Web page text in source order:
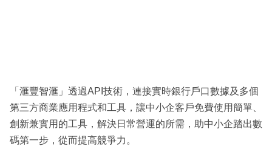
「滙豐智滙」透過API技術，連接實時銀行戶口數據及多個
第三方商業應用程式和工具，讓中小企客戶免費使用簡單、
創新兼實用的工具，解決日常營運的所需，助中小企踏出數
碼第一步，從而提高競爭力。